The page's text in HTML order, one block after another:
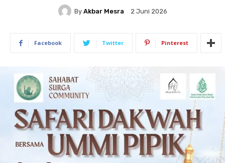
By Akbar Mesra 2 Juni 2026
Facebook Twitter Pinterest